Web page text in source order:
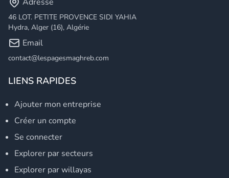
46 LOT. PETITE PROVENCE SIDI YAHIA
Hydra, Alger (16), Algérie
Email
contact@lespagesmaghreb.com
LIENS RAPIDES
Ajouter mon entreprise
Créer un compte
Se connecter
Explorer par secteurs
Explorer par willayas